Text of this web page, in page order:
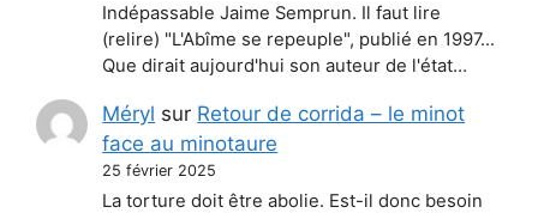
Indépassable Jaime Semprun. Il faut lire
(relire) "L'Abîme se repeuple", publié en 1997...
Que dirait aujourd'hui son auteur de l'état…
Méryl sur Retour de corrida – le minot
face au minotaure
25 février 2025
La torture doit être abolie. Est-il donc besoin